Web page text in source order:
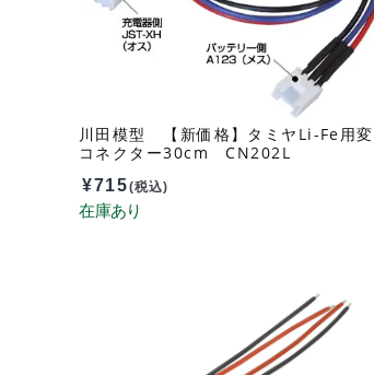
川田模型 【新価格】タミヤLi-Fe用
コネクター30cm CN202L
¥715(税込)